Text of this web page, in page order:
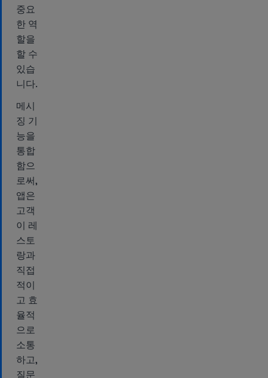
중요
한 역
할을
할 수
있습
니다.
메시
징 기
능을
통합
함으
로써,
앱은
고객
이 레
스토
랑과
직접
적이
고 효
율적
으로
소통
하고,
질문